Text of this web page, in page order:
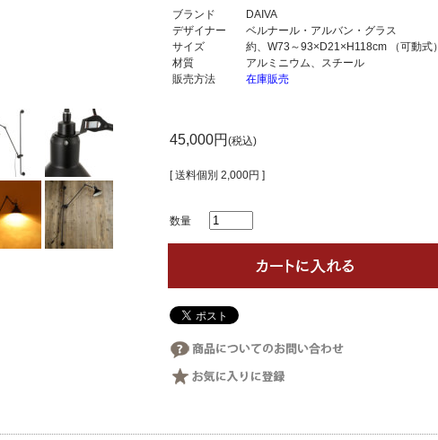
ブランド
DAIVA
デザイナー
ベルナール・アルバン・グラス
サイズ
約、W73～93×D21×H118cm （可動式）
材質
アルミニウム、スチール
販売方法
在庫販売
45,000円 (税込)
[ 送料個別 2,000円 ]
数量